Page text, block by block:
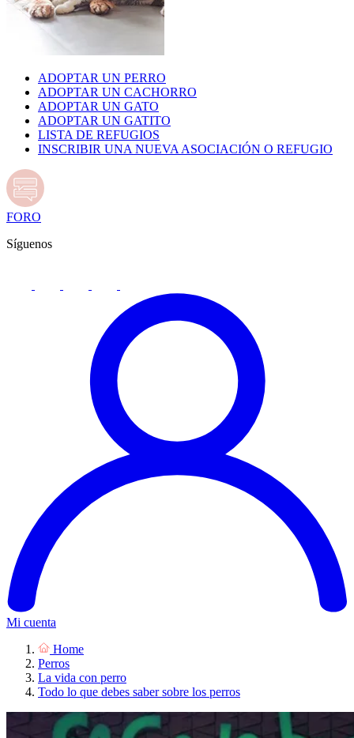
ADOPTAR UN PERRO
ADOPTAR UN CACHORRO
ADOPTAR UN GATO
ADOPTAR UN GATITO
LISTA DE REFUGIOS
INSCRIBIR UNA NUEVA ASOCIACIÓN O REFUGIO
FORO
Síguenos
Mi cuenta
Home
Perros
La vida con perro
Todo lo que debes saber sobre los perros